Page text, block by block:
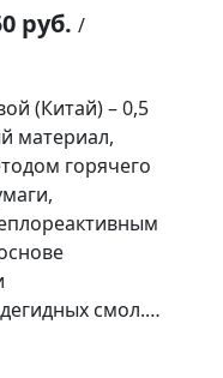
руб. /
(Китай) – 0,5
материал,
горячего
смол.…